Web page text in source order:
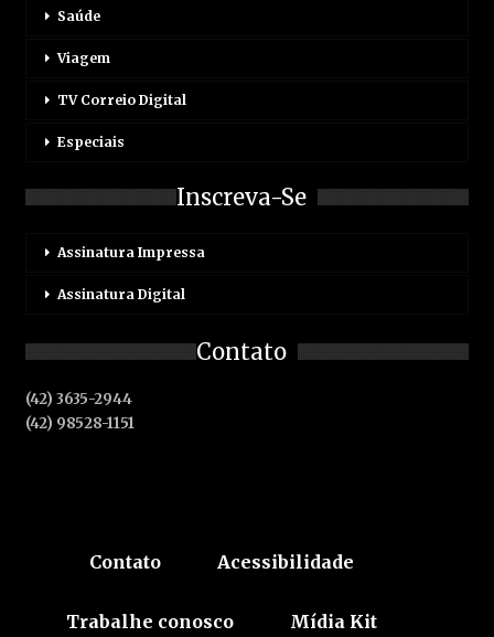
Saúde
Viagem
TV Correio Digital
Especiais
Inscreva-Se
Assinatura Impressa
Assinatura Digital
Contato
(42) 3635-2944
(42) 98528-1151
Contato Acessibilidade
Trabalhe conosco Mídia Kit